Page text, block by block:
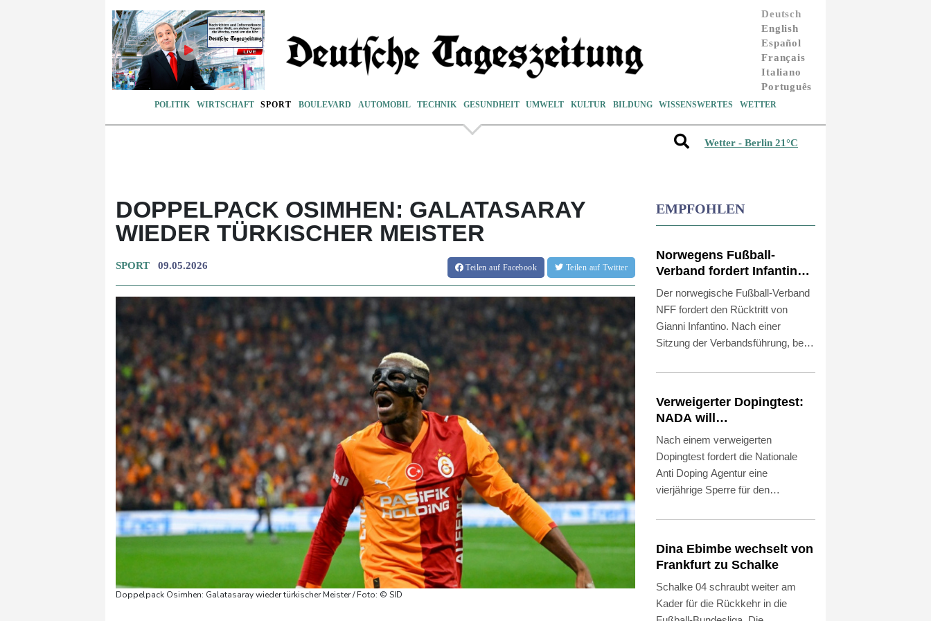
Deutsch
English
Español
Français
Italiano
Português
POLITIK WIRTSCHAFT SPORT BOULEVARD AUTOMOBIL TECHNIK GESUNDHEIT UMWELT KULTUR BILDUNG WISSENSWERTES WETTER
Wetter - Berlin 21°C
DOPPELPACK OSIMHEN: GALATASARAY
WIEDER TÜRKISCHER MEISTER
SPORT 09.05.2026 Teilenauf Facebook Teilen auf Twitter
Doppelpack Osimhen: Galatasaray wieder türkischer Meister / Foto: © SID
EMPFOHLEN
Norwegens Fußball-
Verband fordert Infantinos
Rücktritt
Der norwegische Fußball-Verband
NFF fordert den Rücktritt von
Gianni Infantino. Nach einer
Sitzung der Verbandsführung, bei
umstrittenen FIFA-Chefs erörtert
Lise Klaveness auf einer
Pressekonferenz: "Wir werden den
FIFA-Präsidenten jetzt zum
Rücktritt auffordern."
Verweigerter Dopingtest:
NADA will
Vierjahressperre für
Ansah
Nach einem verweigerten
Dopingtest fordert die Nationale
Anti Doping Agentur eine
vierjährige Sperre für den
Owen Ansah. Diesen
NADA am Freitag mit. Wird er
akzeptiert, reduziert sich die Dauer
automatisch auf drei Jahre.
Dina Ebimbe wechselt von
Frankfurt zu Schalke
Schalke 04 schraubt weiter am
Kader für die Rückkehr in die